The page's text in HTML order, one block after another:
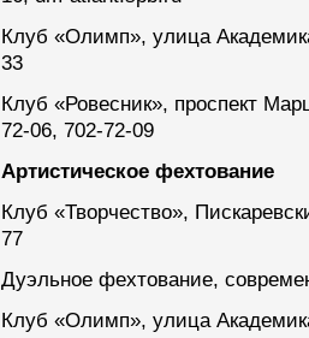
Клуб «Олимп», улица
33
Клуб «Ровесник», проспект
72-06, 702-72-09
Артистическое фехтование
Клуб «Творчество»,
77
Дуэльное фехтование,
Клуб «Олимп», улица